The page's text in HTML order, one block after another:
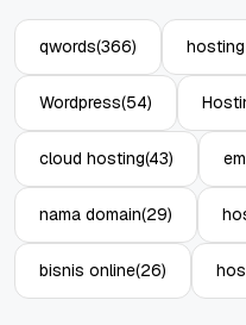
qwords(366)
Wordpress(54)
cloud hosting(43)
nama domain(29)
bisnis online(26)